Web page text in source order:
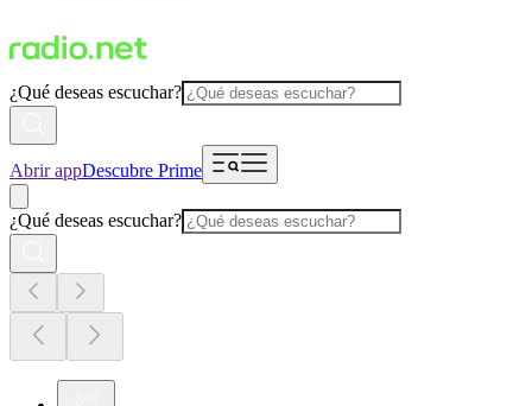
¿Qué deseas escuchar?
Abrir appDescubre Prime
¿Qué deseas escuchar?